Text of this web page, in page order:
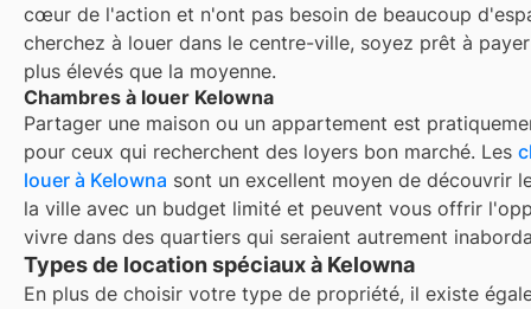
cœur de l'action et n'ont pas besoin de beaucoup
cherchez à louer dans le centre-ville, soyez prêt à
plus élevés que la moyenne.
Chambres à louer Kelowna
Partager une maison ou un appartement est
pour ceux qui recherchent des loyers bon marché. Les
louer à Kelowna sont un excellent moyen de découvrir
la ville avec un budget limité et peuvent vous offrir
vivre dans des quartiers qui seraient autrement
Types de location spéciaux à Kelowna
En plus de choisir votre type de propriété, il existe